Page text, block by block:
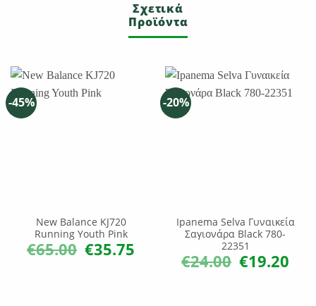
Σχετικά
Προϊόντα
-45%
New Balance KJ720
Running Youth Pink
€65.00 Original
price
€35.75τρέχουσα
-20%
Ipanema Selva Γυναικεία
Σαγιονάρα Black 780-
22351
€24.00 Original
price
€19.20Η